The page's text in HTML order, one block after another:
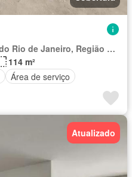
Região Geográfica Imediata do Rio de Janeiro, Região Metropolitana do Rio de Janeiro
114 m²
Área de serviço
Atualizado